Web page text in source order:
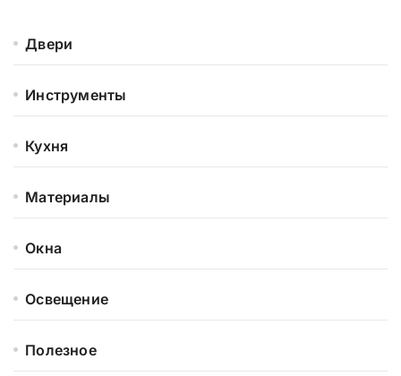
Двери
Инструменты
Кухня
Материалы
Окна
Освещение
Полезное